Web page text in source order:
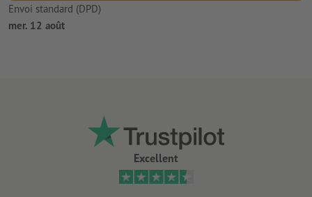
Envoi standard (DPD)
mer. 12 août
Excellent